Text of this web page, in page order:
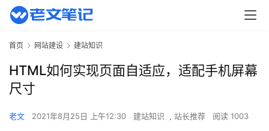
首页 网站建设 建站知识
HTML如何实现页面自适应，适配手机屏幕
尺寸
老文 2021年8月25日 上午12:30 建站知识 , 站长推荐 阅读 1003